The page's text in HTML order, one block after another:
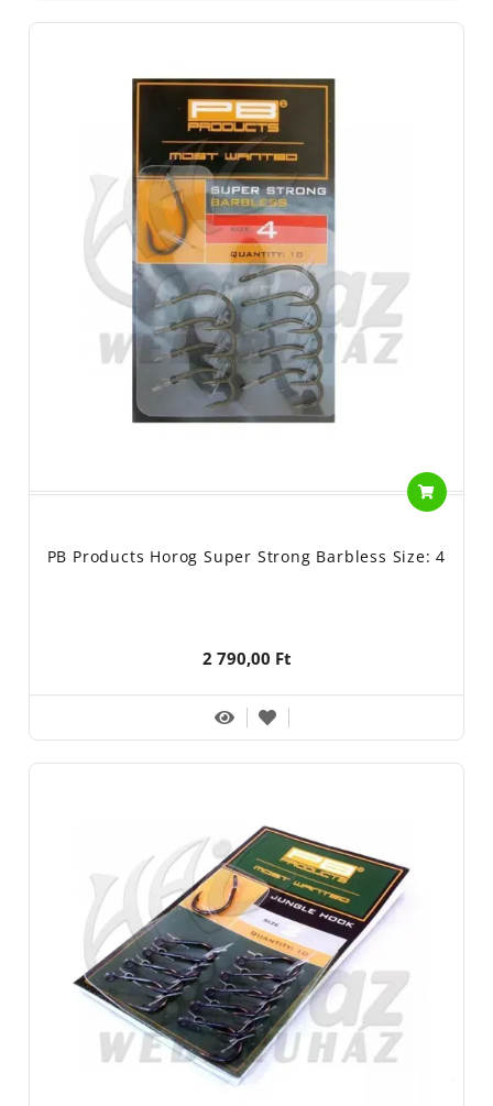
PB Products Horog Super Strong Barbless Size: 4
2 790,00 Ft